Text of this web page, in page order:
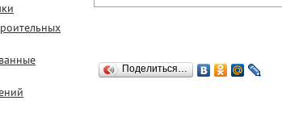
Поделиться…